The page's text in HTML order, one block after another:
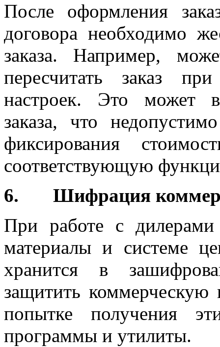
После оформления
договора необходимо
заказа. Например,
пересчитать заказ
настроек. Это может
заказа, что
фиксирования
соответствующую
6. Шифрация
При работе с
материалы и системе
хранится в
защитить
попытке получения
программы и утилиты.